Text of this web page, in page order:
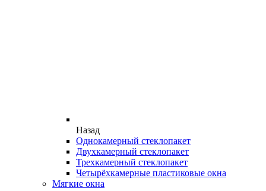
Назад
Однокамерный стеклопакет
Двухкамерный стеклопакет
Трехкамерный стеклопакет
Четырёхкамерные пластиковые окна
Мягкие окна